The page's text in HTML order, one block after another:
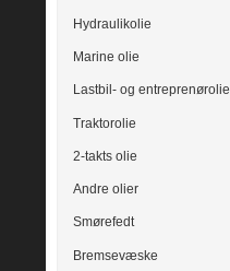
Hydraulikolie
Marine olie
Lastbil- og entreprenørolie
Traktorolie
2-takts olie
Andre olier
Smørefedt
Bremsevæske